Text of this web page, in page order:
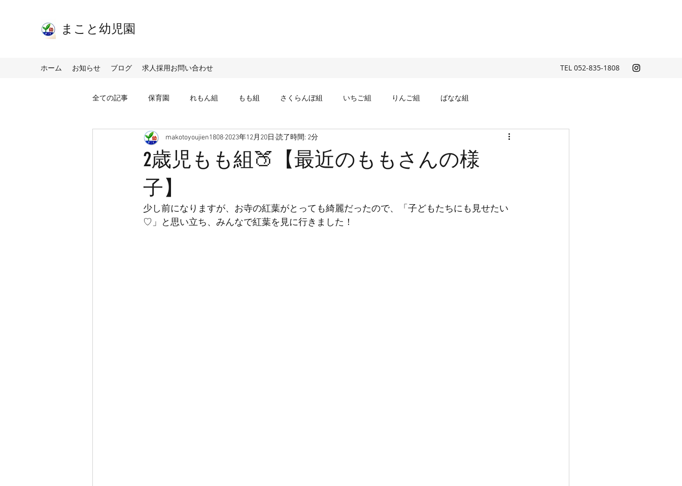
​まこと幼児園
ホーム お知らせ ブログ 求人採用お問い合わせ TEL 052-835-1808
全ての記事 保育園 れもん組 もも組 さくらんぼ組 いちご組 りんご組 ばなな組
2歳児もも組🍑【最近のももさんの様
子】
makotoyoujien1808 2023年12月20日 読了時間: 2分
少し前になりますが、お寺の紅葉がとっても綺麗だったので、「子どもたちにも見せたい
♡」と思い立ち、みんなで紅葉を見に行きました！